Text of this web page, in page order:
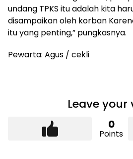
undang TPKS itu adalah kita
disampaikan oleh korban
itu yang penting,” pungkasnya.
Pewarta: Agus / cekli
Leave your
0
Points